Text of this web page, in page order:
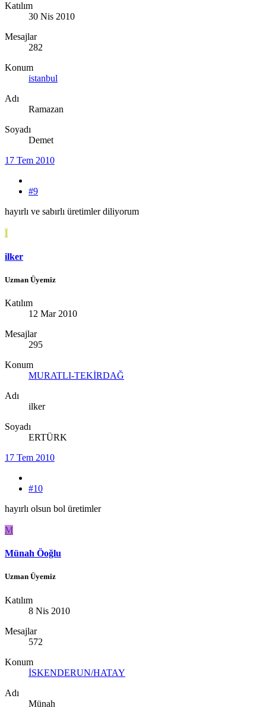
Katılım
30 Nis 2010
Mesajlar
282
Konum
istanbul
Adı
Ramazan
Soyadı
Demet
17 Tem 2010
#9
hayırlı ve sabırlı üretimler diliyorum
I
ilker
Uzman Üyemiz
Katılım
12 Mar 2010
Mesajlar
295
Konum
MURATLI-TEKİRDAĞ
Adı
ilker
Soyadı
ERTÜRK
17 Tem 2010
#10
hayırlı olsun bol üretimler
M
Münah Öoğlu
Uzman Üyemiz
Katılım
8 Nis 2010
Mesajlar
572
Konum
İSKENDERUN/HATAY
Adı
Münah